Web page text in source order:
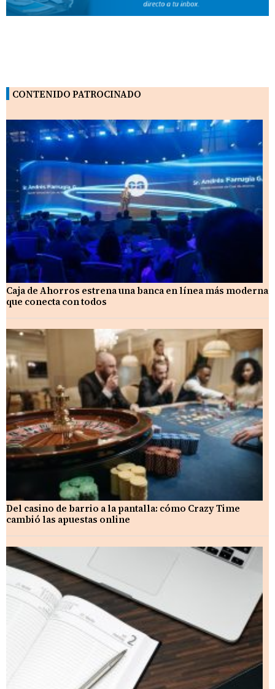
CONTENIDO PATROCINADO
Caja de Ahorros estrena una banca en línea más moderna
que conecta con todos
Del casino de barrio a la pantalla: cómo Crazy Time
cambió las apuestas online